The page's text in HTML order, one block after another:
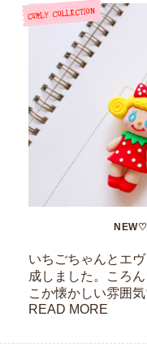
いちごちゃんとエ
成しました。ころ
こか懐かしい雰囲
READ MORE